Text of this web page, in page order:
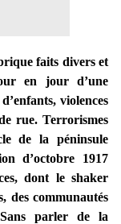
faits divers et
en jour d’une
violences
rue. Terrorismes
de la péninsule
d’octobre 1917
dont le shaker
des communautés
parler de la